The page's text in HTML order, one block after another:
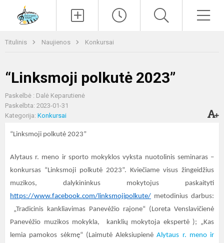
Titulinis Naujienos Konkursai
“Linksmoji polkutė 2023”
Paskelbė : Dalė Keparutienė
Paskelbta: 2023-01-31
Kategorija: Konkursai
“Linksmoji polkutė 2023”
Alytaus r. meno ir sporto mokyklos vyksta nuotolinis seminaras –
konkursas “Linksmoji polkutė 2023”. Kviečiame visus žingeidžius
muzikos, dalykininkus mokytojus paskaityti
https://www.facebook.com/linksmojipolkute/ metodinius darbus:
„Tradicinis kankliavimas Panevėžio rajone“ (Loreta Venslavičienė
Panevėžio muzikos mokykla, kanklių mokytoja ekspertė ); „Kas
lemia pamokos sėkmę“ (Laimutė AleksiupienėAlytaus r. meno ir